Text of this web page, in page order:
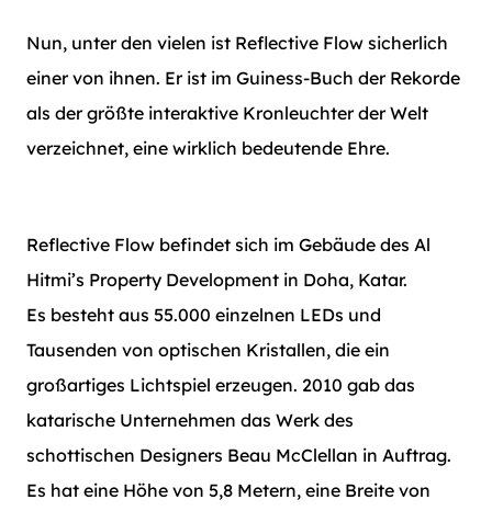
Nun, unter den vielen ist Reflective Flow sicherlich
einer von ihnen. Er ist im Guiness-Buch der Rekorde
als der größte interaktive Kronleuchter der Welt
verzeichnet, eine wirklich bedeutende Ehre.
Reflective Flow befindet sich im Gebäude des Al
Hitmi’s Property Development in Doha, Katar.
Es besteht aus 55.000 einzelnen LEDs und
Tausenden von optischen Kristallen, die ein
großartiges Lichtspiel erzeugen. 2010 gab das
katarische Unternehmen das Werk des
schottischen Designers Beau McClellan in Auftrag.
Es hat eine Höhe von 5,8 Metern, eine Breite von